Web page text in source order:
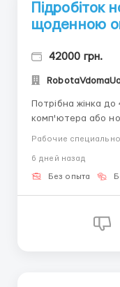
Підробіток
щоденною
42000 грн.
Потрібна жінка до 45 років.
комп'ютера або
роботи не підходять. Консультування,
Безкоштовне навчання. Заявки
Рабочие
6 дней назад
Без опыта